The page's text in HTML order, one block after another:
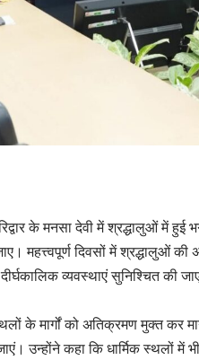
के मनसा देवी में श्रद्धालुओं में
महत्त्वपूर्ण दिवसों में
व्यवस्थाएं सुनिश्चित की
के मार्गों को अतिक्रमण मुक्त कर
उन्होंने कहा कि धार्मिक स्थलों में